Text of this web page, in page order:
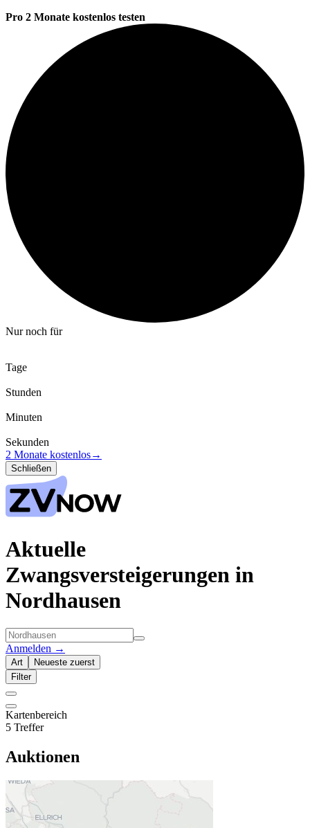
Pro 2 Monate kostenlos testen
Nur noch für
Tage
Stunden
Minuten
Sekunden
2 Monate kostenlos→
Schließen
Aktuelle
Zwangsversteigerungen in
Nordhausen
Anmelden →
Art
Neueste zuerst
Filter
Kartenbereich
5 Treffer
Auktionen